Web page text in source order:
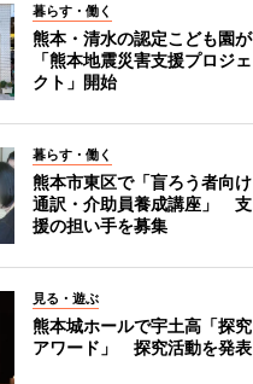
暮らす・働く
熊本・清水の認定こども園が
「熊本地震災害支援プロジェ
クト」開始
暮らす・働く
熊本市東区で「盲ろう者向け
通訳・介助員養成講座」 支
援の担い手を募集
見る・遊ぶ
熊本城ホールで宇土高「探究
アワード」 探究活動を発表